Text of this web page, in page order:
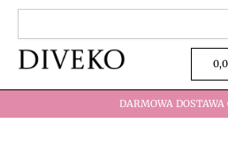
Przejdź
treści
DARMOWA